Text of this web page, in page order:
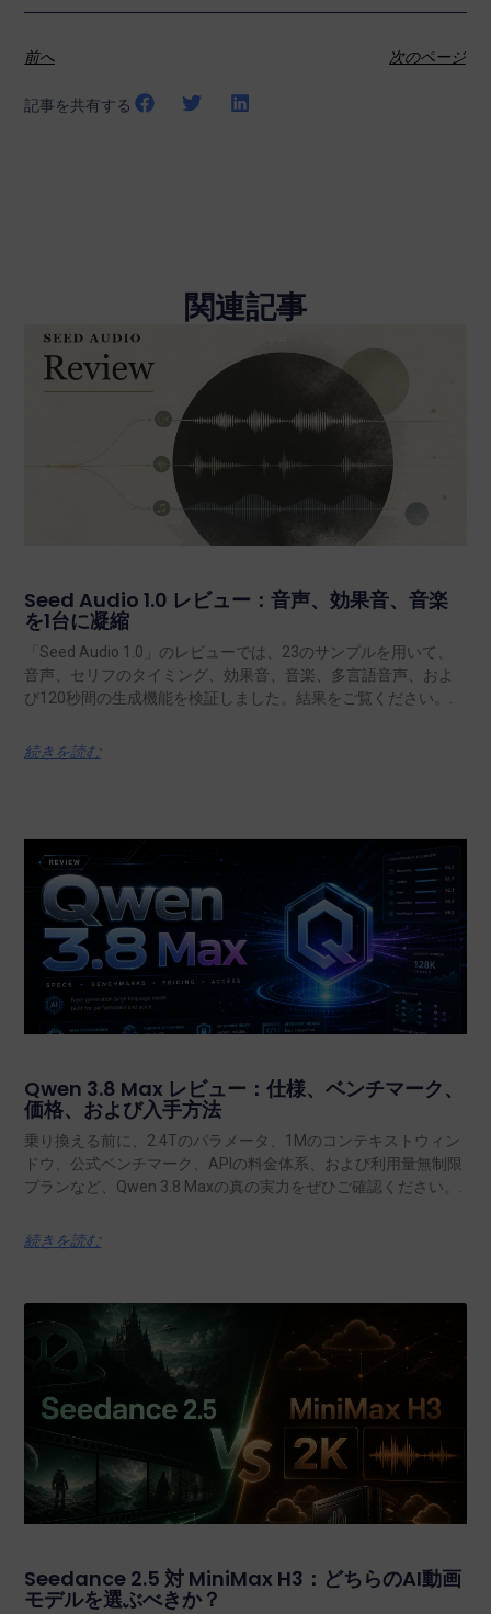
前へ 次のページ
記事を共有する
関連記事
Seed Audio 1.0 レビュー：音声、効果音、音楽
を1台に凝縮
「Seed Audio 1.0」のレビューでは、23のサンプルを用いて、
音声、セリフのタイミング、効果音、音楽、多言語音声、およ
び120秒間の生成機能を検証しました。結果をご覧ください。.
続きを読む
Qwen 3.8 Max レビュー：仕様、ベンチマーク、
価格、および入手方法
乗り換える前に、2.4Tのパラメータ、1Mのコンテキストウィン
ドウ、公式ベンチマーク、APIの料金体系、および利用量無制限
プランなど、Qwen 3.8 Maxの真の実力をぜひご確認ください。.
続きを読む
Seedance 2.5 対 MiniMax H3：どちらのAI動画
モデルを選ぶべきか？